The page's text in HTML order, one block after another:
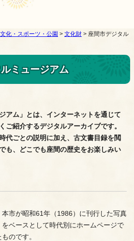
文化・スポーツ・公園 > 文化財 > 座間市デジタル
ミュージアム
アム」とは、インターネットを通じて
ご紹介するデジタルアーカイブです。
代ごとの説明に加え、古文書目録を閲
も、どこでも座間の歴史をお楽しみい
本市が昭和61年（1986）に刊行した写真
ベースとして時代別にホームページで
のです。